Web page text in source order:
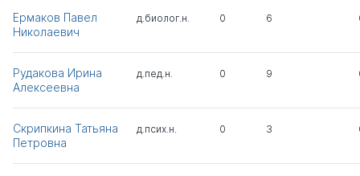
Ермаков Павел
Николаевич
д.биолог.н. 0 6
Рудакова Ирина
Алексеевна
д.пед.н. 0 9
Скрипкина Татьяна
Петровна
д.псих.н. 0 3